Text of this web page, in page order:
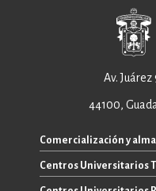
Av.
44100,
Comercialización y
+52 33 3640 6326
+52 33 3640 4595
Centros Universitarios